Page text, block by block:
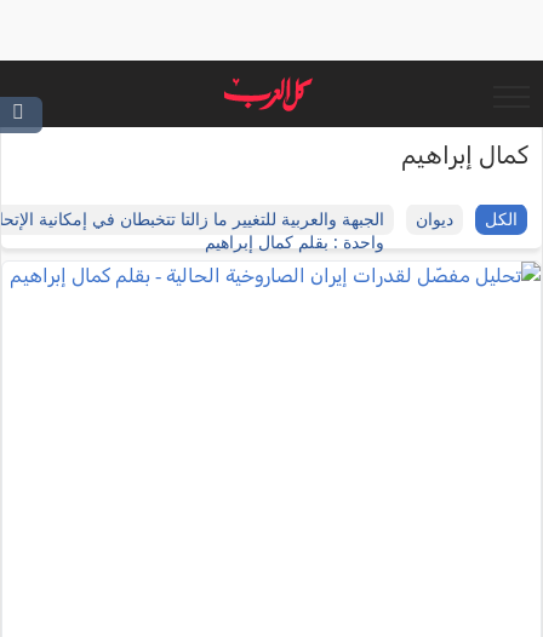
كمال إبراهيم
الكل ديوان
الجبهة والعربية للتغيير ما زالتا تتخبطان في إمكانية
واحدة : بقلم كمال إبراهيم